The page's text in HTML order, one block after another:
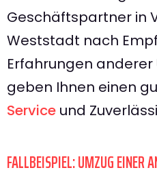
Geschäftspartner in
Weststadt nach
Erfahrungen
geben Ihnen einen
Service und
FALLBEISPIEL: UMZUG EINER